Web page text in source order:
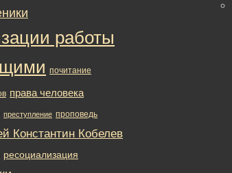
работы
почитание
права человека
преступление проповедь
Константин Кобелев
ресоциализация